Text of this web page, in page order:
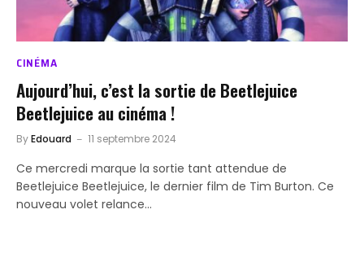
CINÉMA
Aujourd’hui, c’est la sortie de Beetlejuice
Beetlejuice au cinéma !
ByEdouard 11 septembre 2024
Ce mercredi marque la sortie tant attendue de
Beetlejuice Beetlejuice, le dernier film de Tim Burton. Ce
nouveau volet relance…